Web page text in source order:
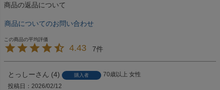
商品の返品について
商品についてのお問い合わせ
4.43 7
とっしー 4 購入者 70歳以上 女性
投稿日
2026/02/12